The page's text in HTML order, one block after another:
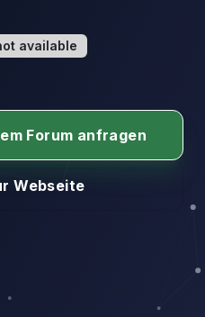
available
Forum anfragen
Webseite